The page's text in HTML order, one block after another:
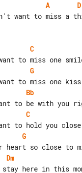
A
D
want to miss a
C
G
Bb
C
G
Dm
stay here in this